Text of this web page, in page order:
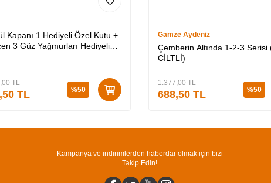
Kapanı 1 Hediyeli Özel Kutu +
3 Güz Yağmurları Hediyeli
TL
TL %50
Gamze Aydeniz
Çemberin Altında 1-2-3 Serisi
CİLTLİ)
1.377,00TL
688,50 TL %50
Kampanya ve indirimlerden haberdar olmak için bizi
Takip Edin!